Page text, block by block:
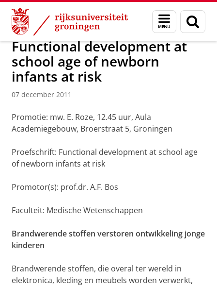
Skip
Content
Skip
Navigation
Menu
en
zoeken
Over ons Actueel Nieuws Nieuwsberichten
Functional development at
school age of newborn
infants at risk
07 december 2011
Promotie: mw. E. Roze, 12.45 uur, Aula
Academiegebouw, Broerstraat 5, Groningen
Proefschrift: Functional development at school age
of newborn infants at risk
Promotor(s): prof.dr. A.F. Bos
Faculteit: Medische Wetenschappen
Brandwerende stoffen verstoren ontwikkeling jonge
kinderen
Brandwerende stoffen, die overal ter wereld in
elektronica, kleding en meubels worden verwerkt,